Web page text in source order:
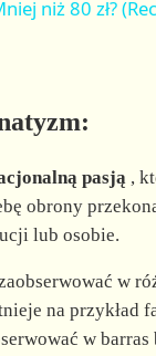
o
niż 80 zł?
pasją,
obrony
lub osobie.
w
na przykład
w barras